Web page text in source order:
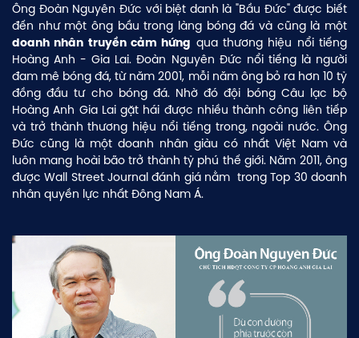
Ông Đoàn Nguyên Đức với biệt danh là "Bầu Đức" được biết
đến như một ông bầu trong làng bóng đá và cũng là một
doanh nhân truyền cảm hứng qua thương hiệu nổi tiếng
Hoàng Anh - Gia Lai. Đoàn Nguyên Đức nổi tiếng là người
đam mê bóng đá, từ năm 2001, mỗi năm ông bỏ ra hơn 10 tỷ
đồng đầu tư cho bóng đá. Nhờ đó đội bóng Câu lạc bộ
Hoàng Anh Gia Lai gặt hái được nhiều thành công liên tiếp
và trở thành thương hiệu nổi tiếng trong, ngoài nước. Ông
Đức cũng là một doanh nhân giàu có nhất Việt Nam và
luôn mang hoài bão trở thành tỷ phú thế giới. Năm 2011, ông
được Wall Street Journal đánh giá nằm trong Top 30 doanh
nhân quyền lực nhất Đông Nam Á.